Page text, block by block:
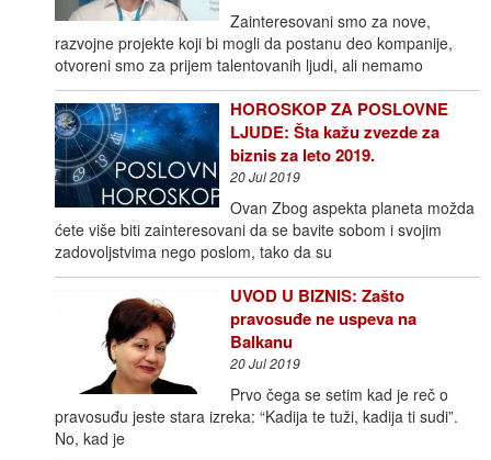
Zainteresovani smo za nove,
razvojne projekte koji bi mogli da postanu deo kompanije,
otvoreni smo za prijem talentovanih ljudi, ali nemamo
HOROSKOP ZA POSLOVNE
LJUDE: Šta kažu zvezde za
biznis za leto 2019.
20 Jul 2019
Ovan Zbog aspekta planeta možda
ćete više biti zainteresovani da se bavite sobom i svojim
zadovoljstvima nego poslom, tako da su
UVOD U BIZNIS: Zašto
pravosuđe ne uspeva na
Balkanu
20 Jul 2019
Prvo čega se setim kad je reč o
pravosuđu jeste stara izreka: “Kadija te tuži, kadija ti sudi”.
No, kad je